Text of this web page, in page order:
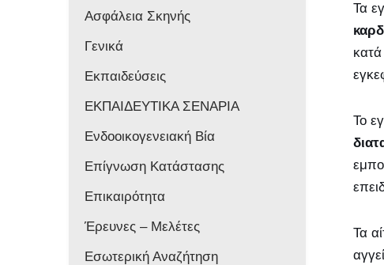
Ασφάλεια Σκηνής
Γενικά
Εκπαιδεύσεις
ΕΚΠΑΙΔΕΥΤΙΚΑ ΣΕΝΑΡΙΑ
Ενδοοικογενειακή Βία
Επίγνωση Κατάστασης
Επικαιρότητα
Έρευνες – Μελέτες
Εσωτερική Αναζήτηση
Τα
Το
Τα